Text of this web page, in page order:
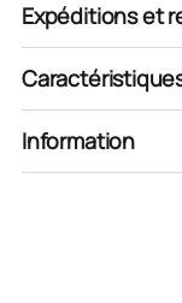
Expéditions et
Information